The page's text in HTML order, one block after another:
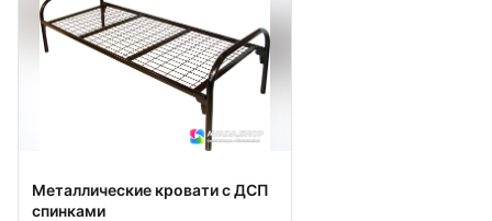
Металлические кровати с ДСП
спинками